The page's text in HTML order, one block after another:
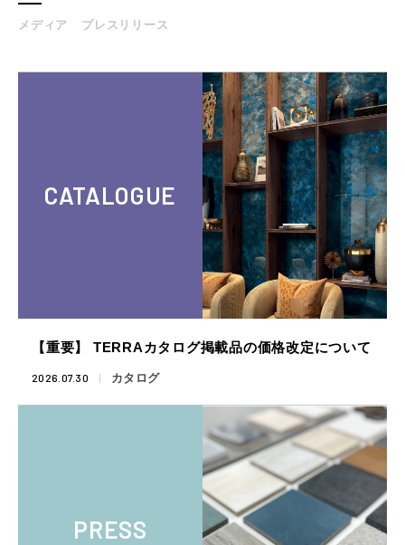
メディア プレスリリース
CATALOGUE
【重要】 TERRAカタログ掲載品の価格改定について
2026.07.30 カタログ
PRESS